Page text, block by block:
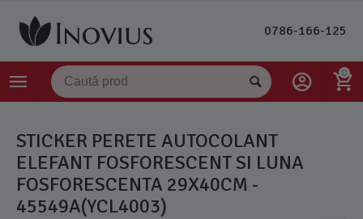
0786-166-125
0
STICKER PERETE AUTOCOLANT
ELEFANT FOSFORESCENT SI LUNA
FOSFORESCENTA 29X40CM -
45549A(YCL4003)